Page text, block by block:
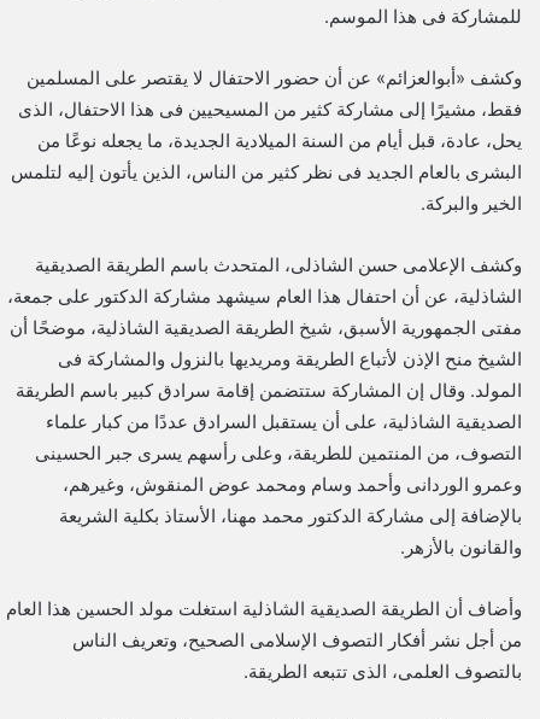
للمشاركة فى هذا الموسم.
وكشف «أبوالعزائم» عن أن حضور الاحتفال لا يقتصر على المسلمين
فقط، مشيرًا إلى مشاركة كثير من المسيحيين فى هذا الاحتفال، الذى
يحل، عادة، قبل أيام من السنة الميلادية الجديدة، ما يجعله نوعًا من
البشرى بالعام الجديد فى نظر كثير من الناس، الذين يأتون إليه لتلمس
الخير والبركة.
وكشف الإعلامى حسن الشاذلى، المتحدث باسم الطريقة الصديقية
الشاذلية، عن أن احتفال هذا العام سيشهد مشاركة الدكتور على جمعة،
مفتى الجمهورية الأسبق، شيخ الطريقة الصديقية الشاذلية، موضحًا أن
الشيخ منح الإذن لأتباع الطريقة ومريديها بالنزول والمشاركة فى
المولد. وقال إن المشاركة ستتضمن إقامة سرادق كبير باسم الطريقة
الصديقية الشاذلية، على أن يستقبل السرادق عددًا من كبار علماء
التصوف، من المنتمين للطريقة، وعلى رأسهم يسرى جبر الحسينى
وعمرو الوردانى وأحمد وسام ومحمد عوض المنقوش، وغيرهم،
بالإضافة إلى مشاركة الدكتور محمد مهنا، الأستاذ بكلية الشريعة
والقانون بالأزهر.
وأضاف أن الطريقة الصديقية الشاذلية استغلت مولد الحسين هذا العام
من أجل نشر أفكار التصوف الإسلامى الصحيح، وتعريف الناس
بالتصوف العلمى، الذى تتبعه الطريقة.